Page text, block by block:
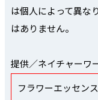
は個人によって異な
はありません。
提供／ネイチャーワ
フラワーエッセン